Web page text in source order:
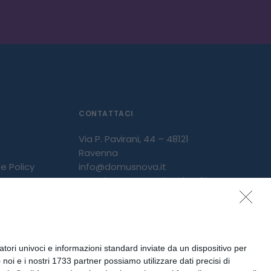
univoci e informazioni standard inviate da un dispositivo per
e i nostri 1733 partner possiamo utilizzare dati precisi di
Policy
CONTATTACI
Via P. Pavirani, 44 – 48121
Ravenna
info@domusnova.it
PEC: domusnova@legalmail.it